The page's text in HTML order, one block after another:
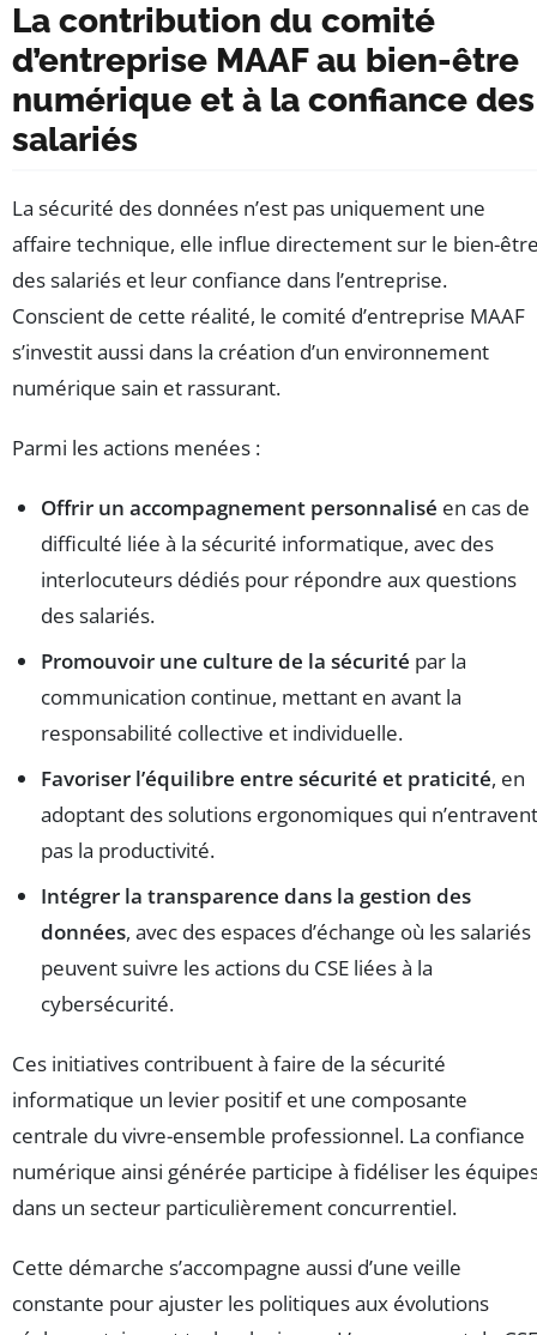
La contribution du comité
d’entreprise MAAF au bien-être
numérique et à la confiance des
salariés
La sécurité des données n’est pas uniquement une
affaire technique, elle influe directement sur le bien-
des salariés et leur confiance dans l’entreprise.
Conscient de cette réalité, le comité d’entreprise MAAF
s’investit aussi dans la création d’un environnement
numérique sain et rassurant.
Parmi les actions menées :
Offrir un accompagnement personnalisé en cas de
difficulté liée à la sécurité informatique, avec des
interlocuteurs dédiés pour répondre aux questions
des salariés.
Promouvoir une culture de la sécurité par la
communication continue, mettant en avant la
responsabilité collective et individuelle.
Favoriser l’équilibre entre sécurité et praticité, en
adoptant des solutions ergonomiques qui n’entravent
pas la productivité.
Intégrer la transparence dans la gestion des
données, avec des espaces d’échange où les salariés
peuvent suivre les actions du CSE liées à la
cybersécurité.
Ces initiatives contribuent à faire de la sécurité
informatique un levier positif et une composante
centrale du vivre-ensemble professionnel. La confiance
numérique ainsi générée participe à fidéliser les
dans un secteur particulièrement concurrentiel.
Cette démarche s’accompagne aussi d’une veille
constante pour ajuster les politiques aux évolutions